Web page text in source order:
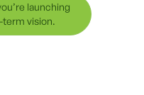
launching
term vision.